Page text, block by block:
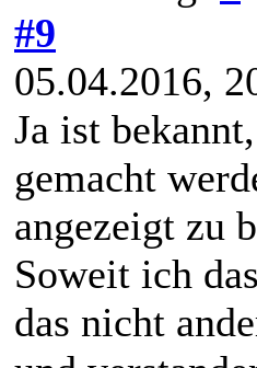
#9
05.04.2016,
Ja ist
gemacht
angezeigt zu
Soweit ich
das nicht